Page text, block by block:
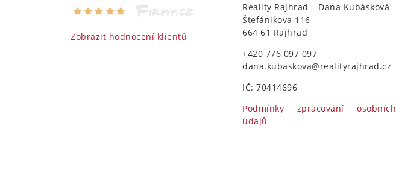
Zobrazit hodnocení klientů
Reality Rajhrad – Dana Kubásková
Štefánikova 116
664 61 Rajhrad
+420 776 097 097
dana.kubaskova@realityrajhrad.cz
IČ: 70414696
Podmínky zpracování osobních
údajů